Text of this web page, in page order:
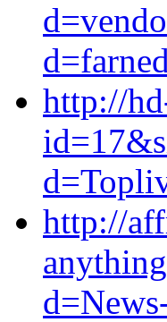
http://
http://